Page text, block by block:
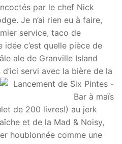
par le chef Nick
Je n’ai rien eu à faire,
service, taco de
c’est quelle pièce de
ale de Granville Island
servi avec la bière de la
de 200 livres!) au jerk
et de la Mad & Noisy,
houblonnée comme une